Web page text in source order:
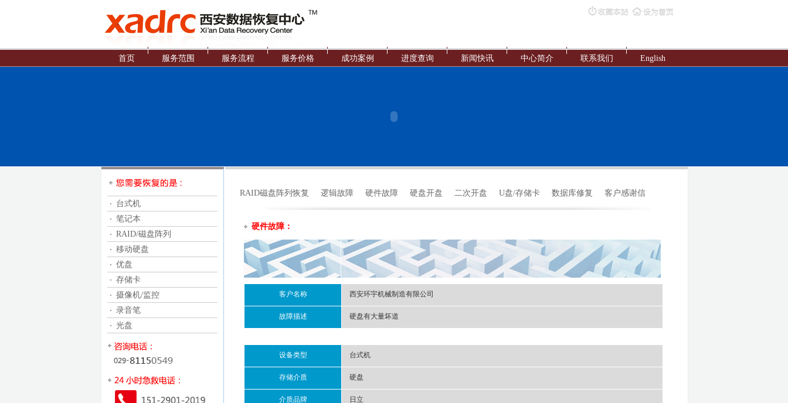
首页 服务范围 服务流程 服务价格 成功案例 进度查询 新闻快讯 中心简介 联系我们 English
台式机
笔记本
RAID/磁盘阵列
移动硬盘
优盘
存储卡
摄像机/监控
录音笔
光盘
RAID磁盘阵列恢复 逻辑故障 硬件故障 硬盘开盘 二次开盘 U盘/存储卡 数据库修复 客户感谢信
硬件故障：
客户名称 西安环宇机械制造有限公司
故障描述 硬盘有大量坏道
设备类型 台式机
存储介质 硬盘
介质品牌 日立